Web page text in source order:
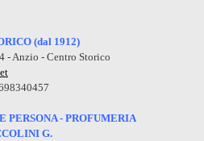
(dal 1912)
- Anzio - Centro Storico
PERSONA - PROFUMERIA
G.